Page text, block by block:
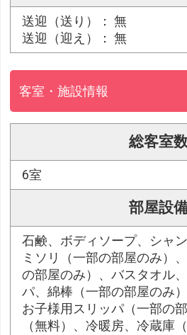
送迎（送り）： 無
送迎（迎え）： 無
客室・施設情報
総客室
6室
部屋設
石鹸、ボディソープ、シャ
ミソリ（一部の部屋のみ）
の部屋のみ）、バスタオル
パ、綿棒（一部の部屋のみ
お子様用スリッパ（一部の
（無料）、冷暖房、冷蔵庫